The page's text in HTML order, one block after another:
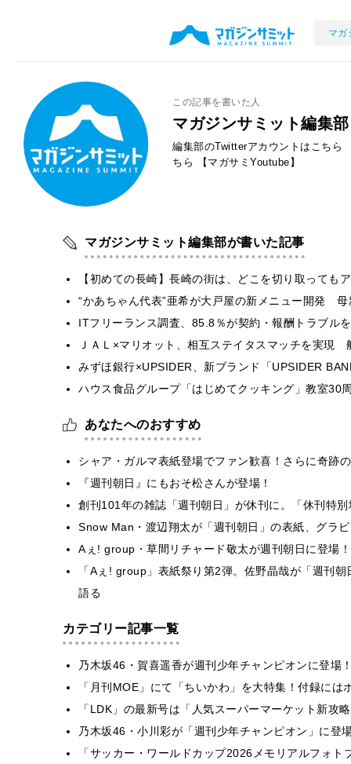
マガ
この記事を書いた人
マガジンサミット編集部
編集部のTwitterアカウントはこちら
ちら
【マガサミYoutube】
マガジンサミット編集部が書いた記事
【初めての長崎】長崎の街は、どこを切り取って
“かあちゃん代表”亜希が大戸屋の新メニュー開発
ITフリーランス調査、85.8％が契約・報酬トラブ
ＪＡＬ×マリオット、相互ステイタスマッチを実
みずほ銀行×UPSIDER、新ブランド「UPSIDER
ハウス食品グループ「はじめてクッキング」教室
あなたへのおすすめ
シャア・ガルマ表紙登場でファン歓喜！さらに奇跡
『週刊朝日』にもおそ松さんが登場！
創刊101年の雑誌「週刊朝日」が休刊に。「休刊特
Snow Man・渡辺翔太が「週刊朝日」の表紙、グラ
Aぇ! group・草間リチャード敬太が週刊朝日に登場
「Aぇ! group」表紙祭り第2弾。佐野晶哉が「週刊
語る
カテゴリー記事一覧
乃木坂46・賀喜遥香が週刊少年チャンピオンに登
「月刊MOE」にて「ちいかわ」を大特集！付録に
「LDK」の最新号は「人気スーパーマーケット新
乃木坂46・小川彩が「週刊少年チャンピオン」に
「サッカー・ワールドカップ2026メモリアルフォ